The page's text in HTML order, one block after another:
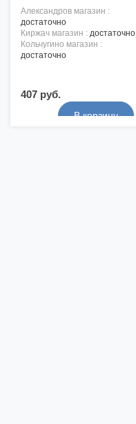
александров магазин :
достаточно
киржач магазин : достаточно
кольчугино магазин :
достаточно
407 руб.